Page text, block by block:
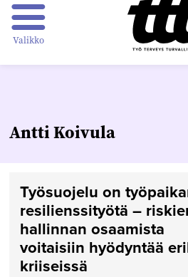
Valikko
Antti Koivula
Työsuojelu on
resilienssityötä –
hallinnan osaamista
voitaisiin hyödyntää
kriiseissä